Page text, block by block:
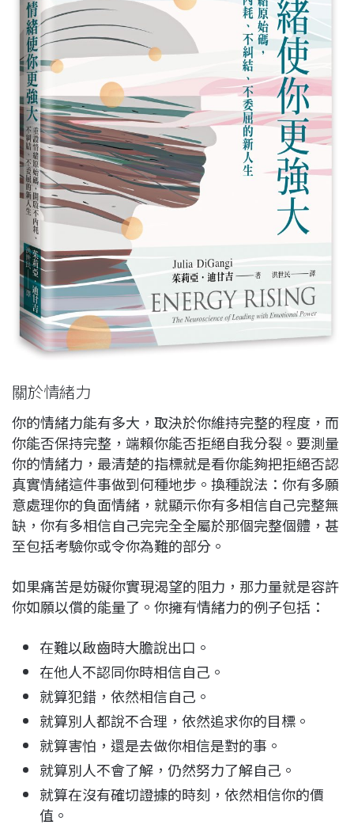
關於情緒力
你的情緒力能有多大，取決於你維持完整的程度，而
你能否保持完整，端賴你能否拒絕自我分裂。要測量
你的情緒力，最清楚的指標就是看你能夠把拒絕否認
真實情緒這件事做到何種地步。換種說法：你有多願
意處理你的負面情緒，就顯示你有多相信自己完整無
缺，你有多相信自己完完全全屬於那個完整個體，甚
至包括考驗你或令你為難的部分。
如果痛苦是妨礙你實現渴望的阻力，那力量就是容許
你如願以償的能量了。你擁有情緒力的例子包括：
在難以啟齒時大膽說出口。
在他人不認同你時相信自己。
就算犯錯，依然相信自己。
就算別人都說不合理，依然追求你的目標。
就算害怕，還是去做你相信是對的事。
就算別人不會了解，仍然努力了解自己。
就算在沒有確切證據的時刻，依然相信你的價
值。